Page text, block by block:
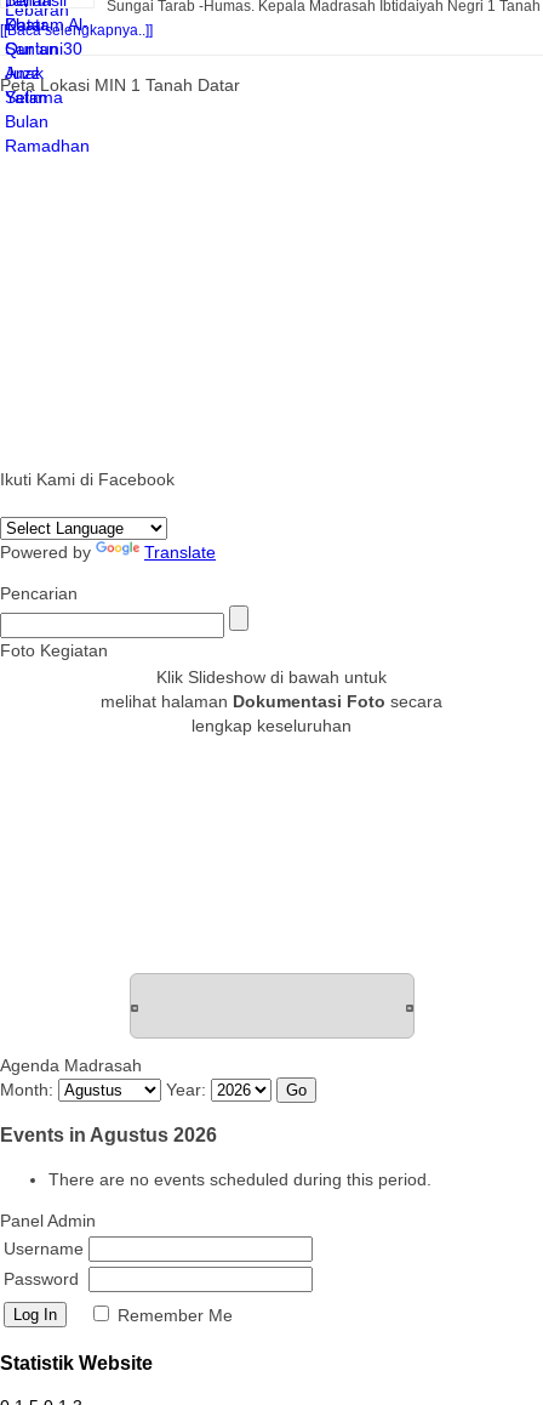
Sungai Tarab -Humas. Kepala Madrasah Ibtidaiyah Negri 1 Tanah
[[Baca selengkapnya..]]
Peta Lokasi MIN 1 Tanah Datar
Ikuti Kami di Facebook
Powered by Translate
Pencarian
Foto Kegiatan
Klik Slideshow di bawah untuk
melihat halaman Dokumentasi Foto secara
lengkap keseluruhan
Agenda Madrasah
Month:
Year:
Events in Agustus 2026
There are no events scheduled during this period.
Panel Admin
Username
Password
Remember Me
Statistik Website